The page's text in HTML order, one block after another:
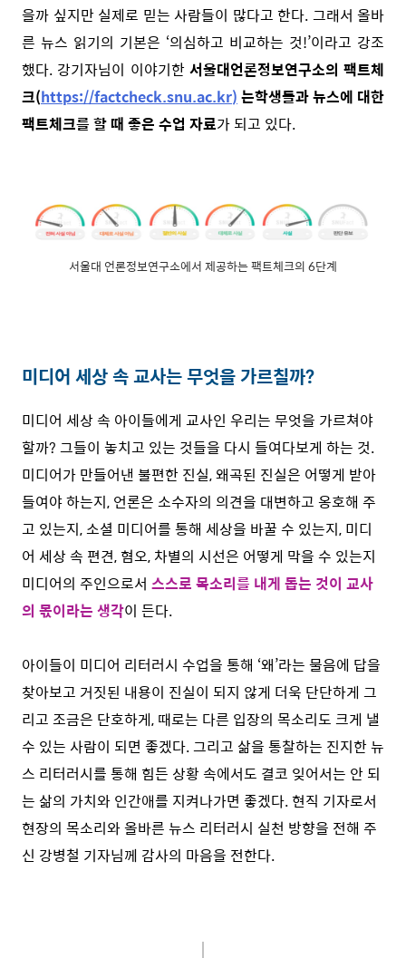
을까 싶지만 실제로 믿는 사람들이 많다고 한다. 그래서 올바
른 뉴스 읽기의 기본은 ‘의심하고 비교하는 것!’이라고 강조
했다. 강기자님이 이야기한 서울대언론정보연구소의 팩트체
크(https://factcheck.snu.ac.kr) 는학생들과 뉴스에 대한
팩트체크를 할 때 좋은 수업 자료가 되고 있다.
서울대 언론정보연구소에서 제공하는 팩트체크의 6단계
미디어 세상 속 교사는 무엇을 가르칠까?
미디어 세상 속 아이들에게 교사인 우리는 무엇을 가르쳐야
할까? 그들이 놓치고 있는 것들을 다시 들여다보게 하는 것.
미디어가 만들어낸 불편한 진실, 왜곡된 진실은 어떻게 받아
들여야 하는지, 언론은 소수자의 의견을 대변하고 옹호해 주
고 있는지, 소셜 미디어를 통해 세상을 바꿀 수 있는지, 미디
어 세상 속 편견, 혐오, 차별의 시선은 어떻게 막을 수 있는지
미디어의 주인으로서 스스로 목소리를 내게 돕는 것이 교사
의 몫이라는 생각이 든다.
아이들이 미디어 리터러시 수업을 통해 ‘왜’라는 물음에 답을
찾아보고 거짓된 내용이 진실이 되지 않게 더욱 단단하게 그
리고 조금은 단호하게, 때로는 다른 입장의 목소리도 크게 낼
수 있는 사람이 되면 좋겠다. 그리고 삶을 통찰하는 진지한 뉴
스 리터러시를 통해 힘든 상황 속에서도 결코 잊어서는 안 되
는 삶의 가치와 인간애를 지켜나가면 좋겠다. 현직 기자로서
현장의 목소리와 올바른 뉴스 리터러시 실천 방향을 전해 주
신 강병철 기자님께 감사의 마음을 전한다.